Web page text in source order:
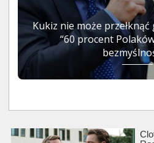
Kukiz nie może
“60 procent